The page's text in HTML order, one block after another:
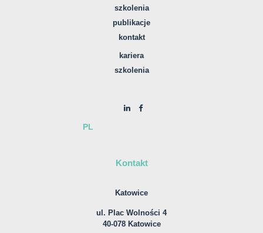
szkolenia
publikacje
kontakt
kariera
szkolenia
PL
Kontakt
Katowice
ul. Plac Wolności 4
40-078 Katowice